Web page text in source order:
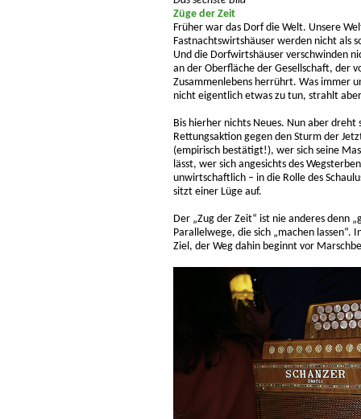
Züge der Zeit
Früher war das Dorf die Welt. Unsere
Fastnachtswirtshäuser werden nicht als
Und die Dorfwirtshäuser verschwinden
an der Oberfläche der Gesellschaft, der
Zusammenlebens herrührt. Was immer
nicht eigentlich etwas zu tun, strahlt
Bis hierher nichts Neues. Nun aber
Rettungsaktion gegen den Sturm der
(empirisch bestätigt!), wer sich seine
lässt, wer sich angesichts des
unwirtschaftlich – in die Rolle des
sitzt einer Lüge auf.
Der „Zug der Zeit“ ist nie anderes denn
Parallelwege, die sich „machen lassen“.
Ziel, der Weg dahin beginnt vor